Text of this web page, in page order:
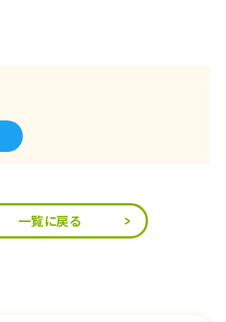
一覧に戻る